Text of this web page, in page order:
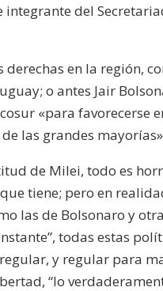
integrante del
en la región,
o antes Jair
«para favorecerse
las grandes
de Milei, todo es
tiene; pero en
las de Bolsonaro y
todas estas
y regular para
“lo